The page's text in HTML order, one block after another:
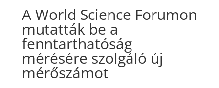
A World Science Forumon
mutatták be a
fenntarthatóság
mérésére szolgáló új
mérőszámot